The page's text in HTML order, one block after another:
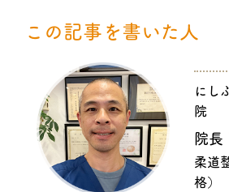
この記事を書いた人
にし
院
院長
柔道
格）